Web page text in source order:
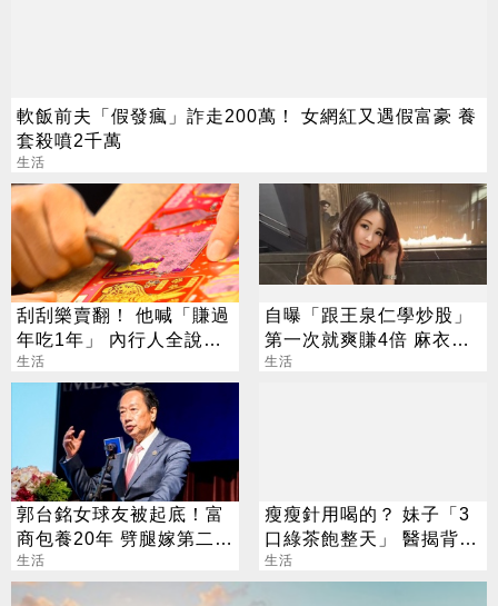
軟飯前夫「假發瘋」詐走200萬！ 女網紅又遇假富豪 養
套殺噴2千萬
生活
刮刮樂賣翻！ 他喊「賺過
年吃1年」 內行人全說
了：生存不易
生活
自曝「跟王泉仁學炒股」
第一次就爽賺4倍 麻衣：
感謝指導
生活
郭台銘女球友被起底！富
商包養20年 劈腿嫁第二任
老公
生活
瘦瘦針用喝的？ 妹子「3
口綠茶飽整天」 醫揭背後
真相
生活